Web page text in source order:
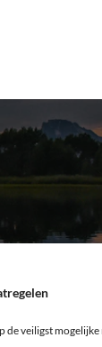
veiligst